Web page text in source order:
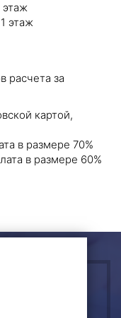
этаж
этаж
расчета за
картой,
в размере 70%
в размере 60%